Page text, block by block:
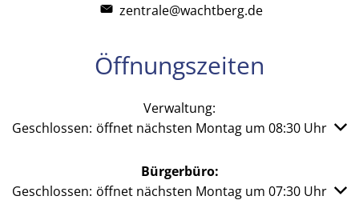
zentrale@wachtberg.de
Öffnungszeiten
Verwaltung:
Klicken, um weitere Öffnungs- oder Schließzeiten
Geschlossen: öffnet nächsten Montag um 08:30 Uhr
Bürgerbüro:
Klicken, um weitere Öffnungs- oder Schließzeiten
Geschlossen: öffnet nächsten Montag um 07:30 Uhr